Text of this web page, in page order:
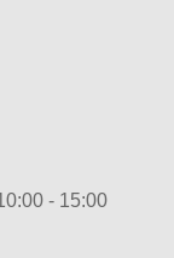
- 15:00